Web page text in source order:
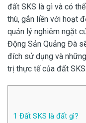
đất SKS là gì và có
thù, gắn liền với hoạt
quản lý nghiêm ngặt
Động Sản Quảng Đà
đích sử dụng và
trị thực tế của đất SKS.
1 Đất SKS là đất gì?